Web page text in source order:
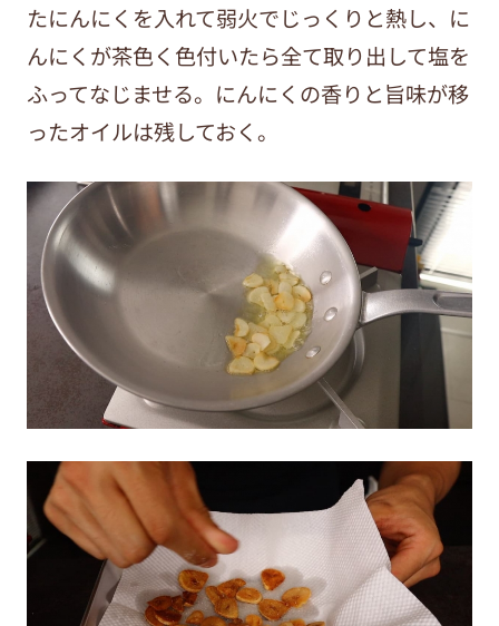
たにんにくを入れて弱火でじっくりと熱し、に
んにくが茶色く色付いたら全て取り出して塩を
ふってなじませる。にんにくの香りと旨味が移
ったオイルは残しておく。